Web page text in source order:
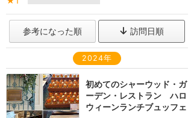
参考になった順 訪問日順
2024年
初めてのシャーウッド・ガ
ーデン・レストラン ハロ
ウィーンランチブュッフェ